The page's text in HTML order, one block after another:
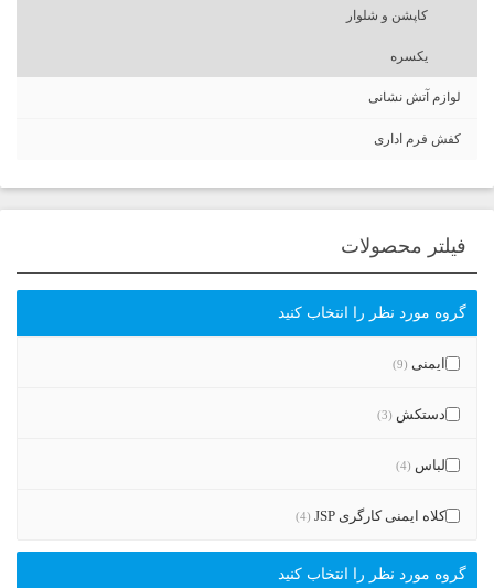
کاپشن و شلوار
یکسره
لوازم آتش نشانی
کفش فرم اداری
فیلتر محصولات
گروه مورد نظر را انتخاب کنید
ایمنی (9)
دستکش (3)
لباس (4)
کلاه ایمنی کارگری JSP (4)
گروه مورد نظر را انتخاب کنید